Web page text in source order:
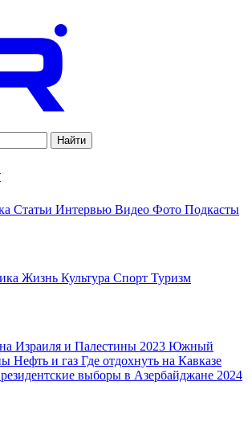
Найти
Статьи Интервью Видео Фото Подкасты
Жизнь Культура Спорт Туризм
Израиля и Палестины 2023 Южный
Нефть и газ Где отдохнуть на Кавказе
выборы в Азербайджане 2024